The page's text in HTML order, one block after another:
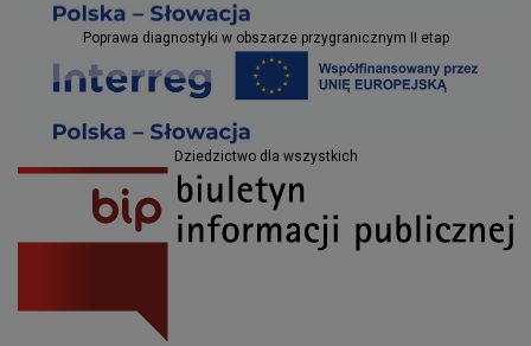
Poprawa diagnostyki w obszarze przygranicznym II etap
Projekty EU
Dziedzictwo dla wszystkich